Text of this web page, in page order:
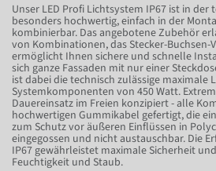
Unser LED Profi Lichtsystem IP67 ist in
besonders hochwertig, einfach in der
kombinierbar. Das angebotene Zubehör
von Kombinationen, das Stecker-Buchsen-
ermöglicht Ihnen sichere und schnelle
sich ganze Fassaden mit nur einer
ist dabei die technisch zulässige maximale
Systemkomponenten von 450 Watt.
Dauereinsatz im Freien konzipiert - alle
hochwertigen Gummikabel gefertigt, die
zum Schutz vor äußeren Einflüssen in
eingegossen und nicht austauschbar. Die
IP67 gewährleistet maximale Sicherheit
Feuchtigkeit und Staub.